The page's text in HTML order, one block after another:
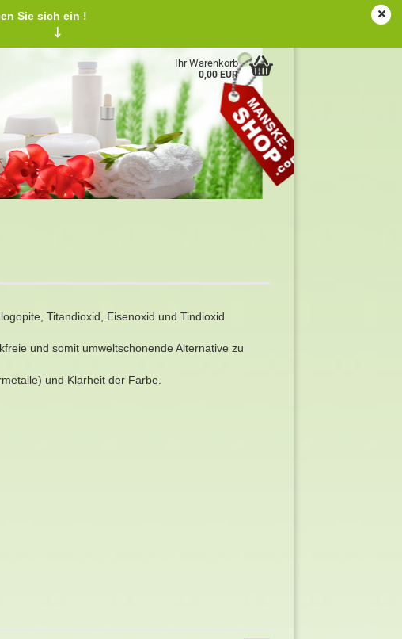
Ihr Warenkorb
0,00 EUR
Sie sich ein !
login !
↓
Titandioxid, Eisenoxid und Tindioxid
und somit umweltschonende Alternative zu
und Klarheit der Farbe.